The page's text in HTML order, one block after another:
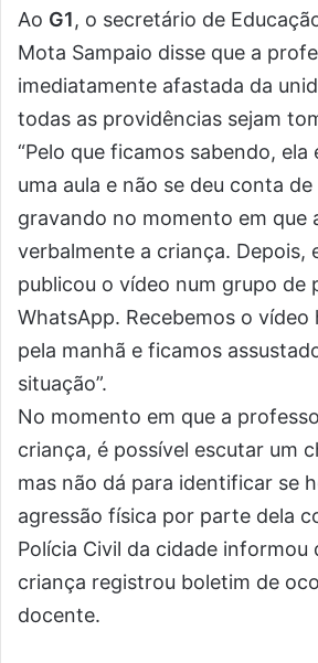
Ao G1, o secretário de
Mota Sampaio disse que a
imediatamente afastada da
todas as providências sejam
“Pelo que ficamos sabendo,
uma aula e não se deu conta
gravando no momento em que
verbalmente a criança. Depois,
publicou o vídeo num grupo de
WhatsApp. Recebemos o
pela manhã e ficamos
situação”.
No momento em que a
criança, é possível escutar um
mas não dá para identificar se
agressão física por parte dela
Polícia Civil da cidade informou
criança registrou boletim de
docente.